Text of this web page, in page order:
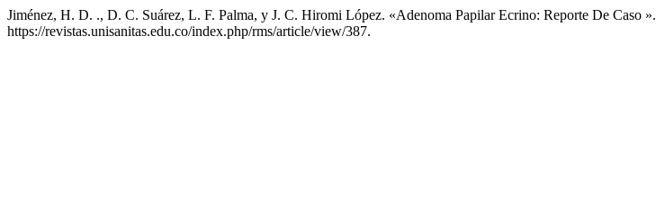
Jiménez, H. D. ., D. C. Suárez, L. F. Palma, y J. C. Hiromi López. «Adenoma Papilar Ecrino: Reporte De Caso ».
https://revistas.unisanitas.edu.co/index.php/rms/article/view/387.